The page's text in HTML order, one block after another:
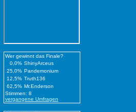
Wer gewinnt das Finale?
0,0% ShinyArceus
25,0% Pandemonium
12,5% Truth136
62,5% Mr.Enderson
Stimmen: 8
vergangene Umfragen